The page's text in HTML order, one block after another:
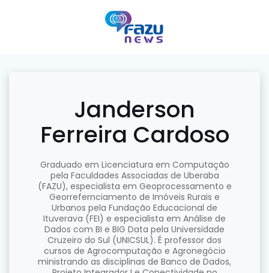
o
conteúdo
Janderson
Ferreira Cardoso
Graduado em Licenciatura em Computação
pela Faculdades Associadas de Uberaba
(FAZU), especialista em Geoprocessamento e
Georrefernciamento de Imóveis Rurais e
Urbanos pela Fundação Educacional de
Ituverava (FEI) e especialista em Análise de
Dados com BI e BIG Data pela Universidade
Cruzeiro do Sul (UNICSUL). É professor dos
cursos de Agrocomputação e Agronegócio
ministrando as disciplinas de Banco de Dados,